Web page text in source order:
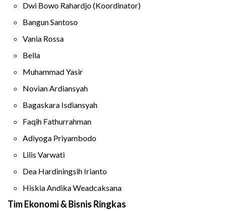
Dwi Bowo Rahardjo (Koordinator)
Bangun Santoso
Vania Rossa
Bella
Muhammad Yasir
Novian Ardiansyah
Bagaskara Isdiansyah
Faqih Fathurrahman
Adiyoga Priyambodo
Lilis Varwati
Dea Hardiningsih Irianto
Hiskia Andika Weadcaksana
Tim Ekonomi & Bisnis Ringkas